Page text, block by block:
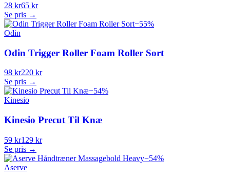
28 kr65 kr
Se pris →
−55%
Odin
Odin Trigger Roller Foam Roller Sort
98 kr220 kr
Se pris →
−54%
Kinesio
Kinesio Precut Til Knæ
59 kr129 kr
Se pris →
−54%
Aserve